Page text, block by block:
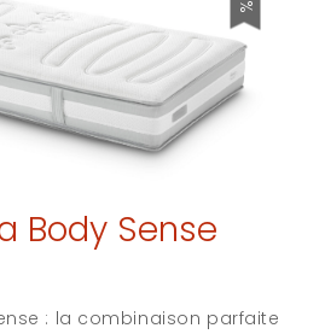
Body Sense
: la combinaison parfaite